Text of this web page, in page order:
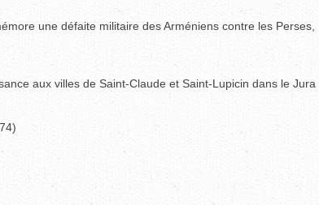
une défaite militaire des Arméniens contre les Perses,
aux villes de Saint-Claude et Saint-Lupicin dans le Jura